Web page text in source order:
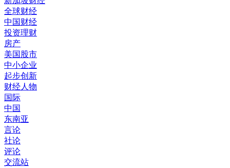
全球财经
中国财经
投资理财
房产
美国股市
中小企业
起步创新
财经人物
国际
中国
东南亚
言论
社论
评论
交流站